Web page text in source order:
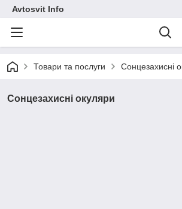
Avtosvit Info
Товари та послуги Сонцезахисні
Сонцезахисні окуляри